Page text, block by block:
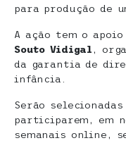
para produção de
A ação tem o apoio
Souto Vidigal ,
da garantia de
infância.
Serão
participarem, em
semanais online,